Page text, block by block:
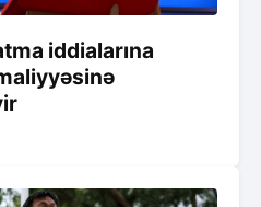
iddialarına